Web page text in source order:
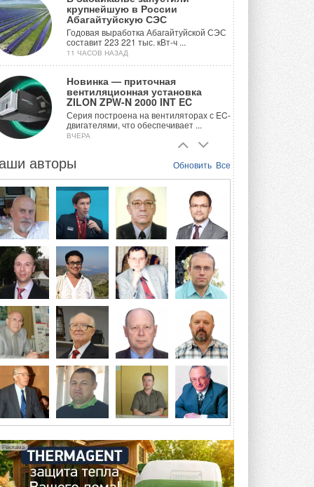
крупнейшую в России
Абагайтуйскую СЭС
Годовая выработка Абагайтуйской СЭС
составит 223 221 тыс. кВт-ч ...
11 ЧАСОВ НАЗАД
Новинка — приточная
вентиляционная установка
ZILON ZPW-N 2000 INT EC
Серия построена на вентиляторах с EC-
двигателями, что обеспечивает ...
ВЧЕРА
Учёные ЮУрГУ создали
объединяющую солнечную и
геотермальную энергию
Природосберегающие технологии ...
ВЧЕРА
Для Арктики создали
технологию защиты
ветрогенераторов от аварий
Разработка учитывает влияние
мерзлоты, обледенения и снеговых ...
ВЧЕРА
Гибридный тепловой насос PV/T
с одним общим испарителем
Исследователи предложили
конструкцию двухисточникового ...
5 АВГУСТА 2026
21-й ежегодный форум
«ЦОД-2026»
отеле Radisson Slavyanskaya. Форум
посетит более двух тысяч участников ...
5 АВГУСТА 2026
Обновить Все
авторы
Реклама